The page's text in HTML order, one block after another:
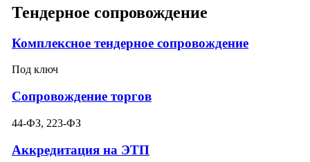
Тендерное сопровождение
Комплексное тендерное сопровождение
Под ключ
Сопровождение торгов
44-ФЗ, 223-ФЗ
Аккредитация на ЭТП